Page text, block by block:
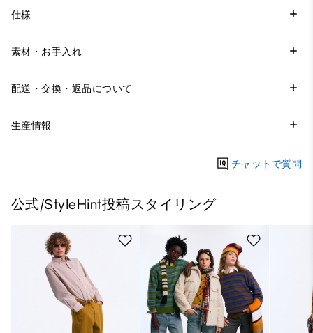
仕様
素材・お手入れ
配送・交換・返品について
生産情報
チャットで質問
公式/StyleHint投稿スタイリング